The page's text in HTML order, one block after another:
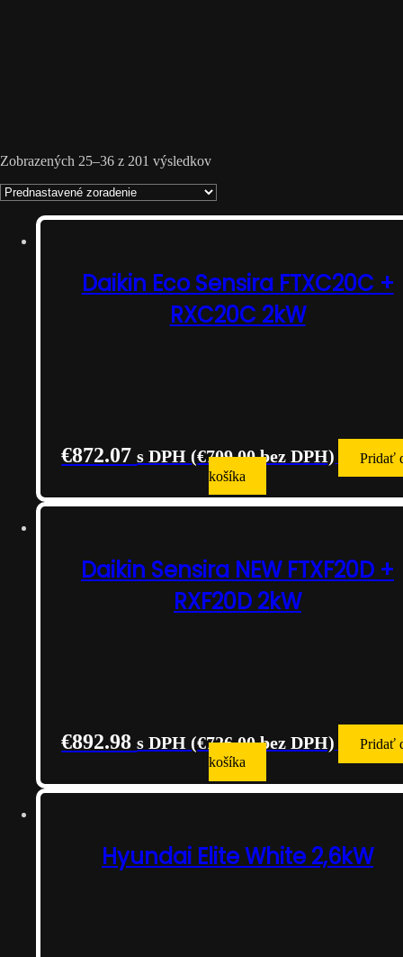
Zobrazených 25–36 z 201 výsledkov
Daikin Eco Sensira FTXC20C +
RXC20C 2kW
€872.07 s DPH (€709.00bez DPH)
Pridať
košíka
Daikin Sensira NEW FTXF20D +
RXF20D 2kW
€892.98 s DPH (€726.00bez DPH)
Pridať
košíka
Hyundai Elite White 2,6kW